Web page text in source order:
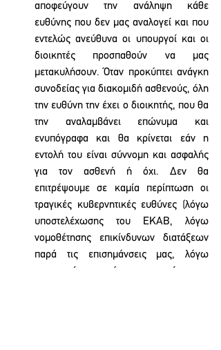
αποφεύγουν την ανάληψη κάθε
ευθύνης που δεν μας αναλογεί και που
εντελώς ανεύθυνα οι υπουργοί και οι
διοικητές προσπαθούν να μας
μετακυλήσουν. Όταν προκύπτει ανάγκη
συνοδείας για διακομιδή ασθενούς, όλη
την ευθύνη την έχει ο διοικητής, που θα
την αναλαμβάνει επώνυμα και
ενυπόγραφα και θα κρίνεται εάν η
εντολή του είναι σύννομη και ασφαλής
για τον ασθενή ή όχι. Δεν θα
επιτρέψουμε σε καμία περίπτωση οι
τραγικές κυβερνητικές ευθύνες (λόγω
υποστελέχωσης του ΕΚΑΒ, λόγω
νομοθέτησης επικίνδυνων διατάξεων
παρά τις επισημάνσεις μας, λόγω
εσπευσμένης ακύρωσης αυτών των